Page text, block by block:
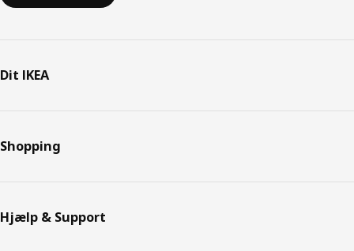
Dit IKEA
Shopping
Hjælp & Support